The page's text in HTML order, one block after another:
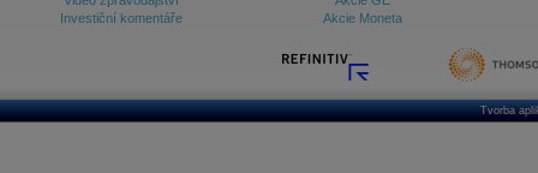
Investiční komentáře
Akcie Moneta
Tvorba